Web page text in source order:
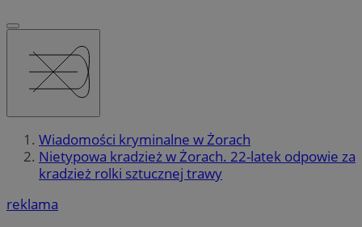
Wiadomości kryminalne w Żorach
Nietypowa kradzież w Żorach. 22-latek odpowie za
kradzież rolki sztucznej trawy
reklama